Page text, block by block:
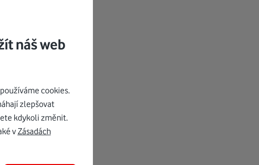
náš web
cookies.
zlepšovat
kdykoli změnit.
vZásadách